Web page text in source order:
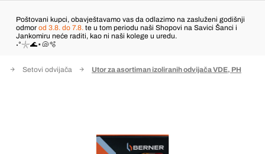
Poštovani kupci, obavještavamo vas da odlazimo na zasluženi godišnji
odmor od 3.8. do 7.8. te u tom periodu naši Shopovi na Savici Šanci i
Jankomiru neće raditi, kao ni naši kolege u uredu.
˖°𓇼🌊⋆🐚🫧
Setovi odvijača Utor za asortiman izoliranih odvijača VDE, PH